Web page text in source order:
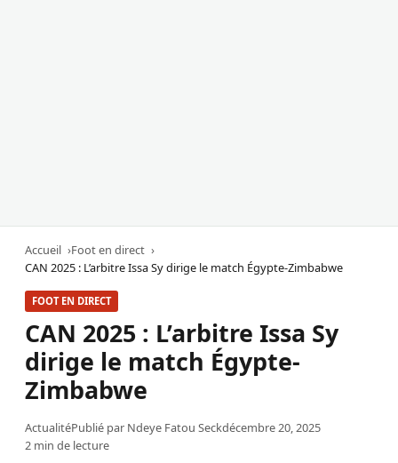
Accueil
Foot en direct
CAN 2025 : L’arbitre Issa Sy dirige le match Égypte-Zimbabwe
FOOT EN DIRECT
CAN 2025 : L’arbitre Issa Sy
dirige le match Égypte-
Zimbabwe
ActualitéPublié par Ndeye Fatou Seckdécembre 20, 2025
2 min de lecture